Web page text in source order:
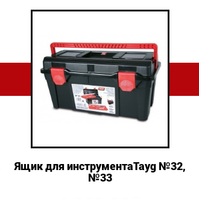
Ящик для инструментаTayg №32,
№33